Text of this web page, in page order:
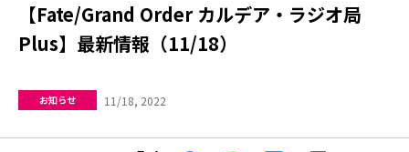
【Fate/Grand Order カルデア・ラジオ局
Plus】最新情報（11/18）
お知らせ 11/18, 2022